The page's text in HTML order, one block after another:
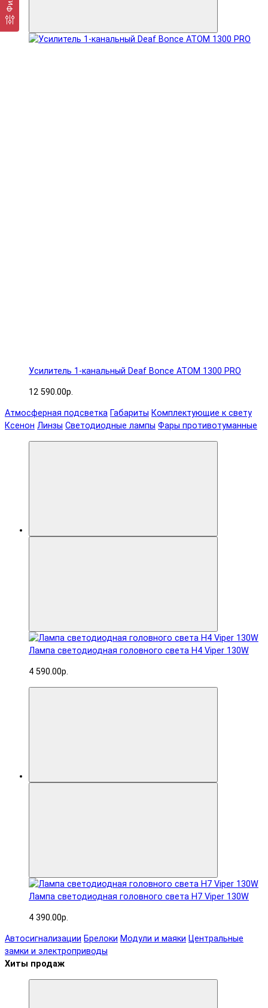
Усилитель 1-канальный Deaf Bonce ATOM 1300 PRO
12 590.00р.
Атмосферная подсветка Габариты Комплектующие к свету
Ксенон Линзы Светодиодные лампы Фары противотуманные
Лампа светодиодная головного света H4 Viper 130W
4 590.00р.
Лампа светодиодная головного света H7 Viper 130W
4 390.00р.
Автосигнализации Брелоки Модули и маяки Центральные
замки и электроприводы
Хиты продаж